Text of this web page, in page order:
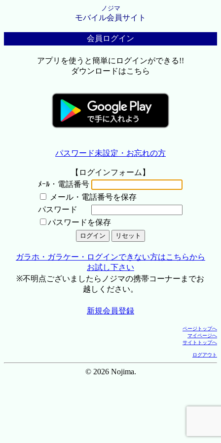
ノジマ
モバイル会員サイト
会員ログイン
アプリを使うと簡単にログインができる!!
ダウンロードはこちら
パスワード未設定・お忘れの方
【ログインフォーム】
ﾒｰﾙ・電話番号
メール・電話番号を保存
パスワード
パスワードを保存
ガラホ・ガラケー・ログインできない方はこちらから
お試し下さい
※不明点ございましたらノジマの携帯コーナーまでお
越しください。
新規会員登録
ページトップへ
マイページへ
サイトトップへ
ログアウト
© 2026 Nojima.